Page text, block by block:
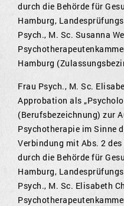
durch die Behörde für
Hamburg,
Psych., M. Sc. Susanna
Hamburg
Frau Psych., M. Sc.
Approbation als
(Berufsbezeichnung) zur
Psychotherapie im Sinne
Verbindung mit Abs. 2
durch die Behörde für
Hamburg,
Psych., M. Sc. Elisabeth